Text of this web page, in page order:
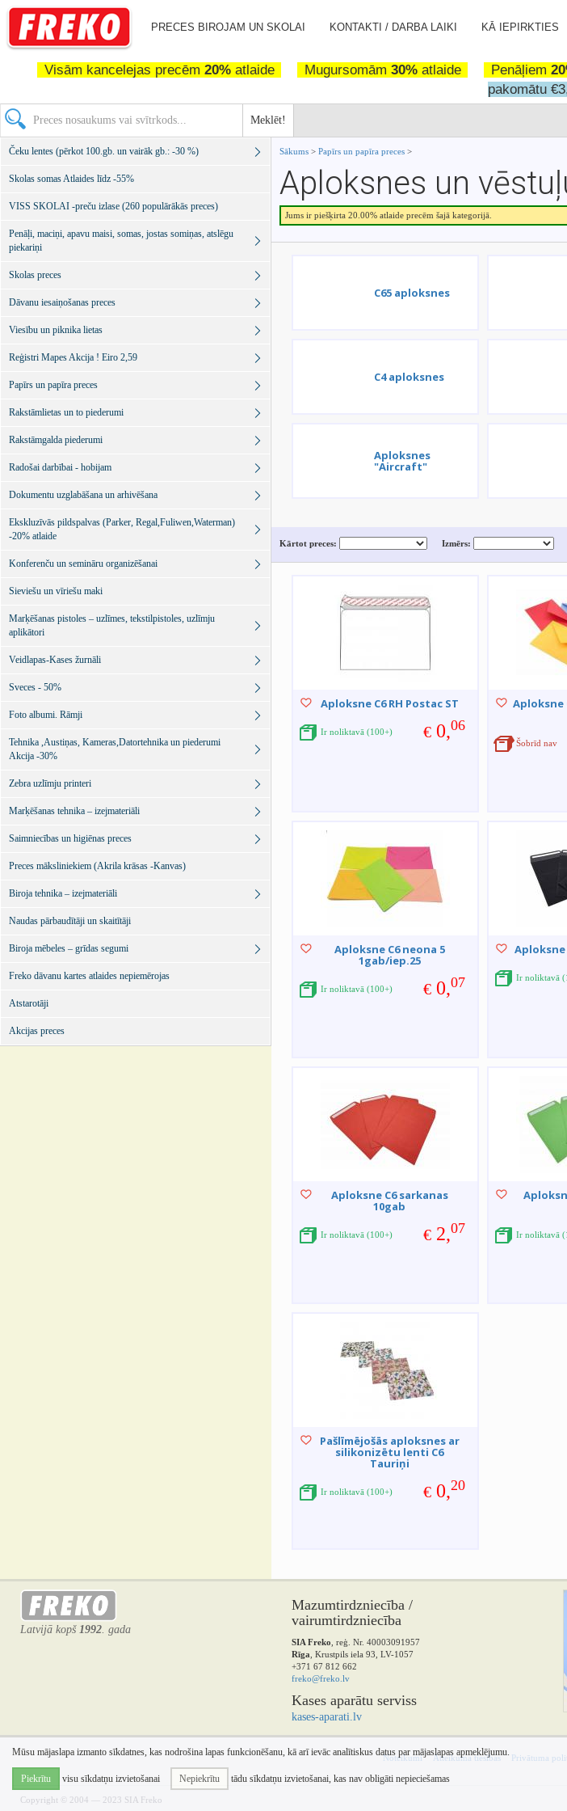
Mūsu mājaslapa izmanto sīkdatnes, kas nodrošina lapas funkcionēšanu, kā arī ievāc analītiskus datus par mājaslapas apmeklējumu.
Piekrītu visu sīkdatņu izvietošanai Nepiekrītu tādu sīkdatņu izvietošanai, kas nav obligāti nepieciešamas
PRECES BIROJAM UN SKOLAI KONTAKTI / DARBA LAIKI KĀ IEPIRKTIES
Visām kancelejas precēm 20%atlaide Mugursomām 30%atlaide Penāļiem
pakomātu
Meklēt!
Sākums > Papīrs un papīra preces >
Aploksnes un
Jums ir piešķirta 20.00% atlaide precēm šajā kategorijā.
C65 aploksnes
C4 aploksnes
Aploksnes
"Aircraft"
Kārtot preces: Izmērs:
Aploksne C6 RH Postac ST
€ 0,06
Ir noliktavā (100+)
Aploksne
Šobrīd nav
Aploksne C6 neona 5
1gab/iep.25
€ 0,07
Ir noliktavā (100+)
Aploksne
Ir noliktavā
Aploksne C6 sarkanas
10gab
€ 2,07
Ir noliktavā (100+) Ir noliktavā
Pašlīmējošās aploksnes ar
silikonizētu lenti C6
Tauriņi
€ 0,20
Ir noliktavā (100+)
Čeku lentes (pērkot 100.gb. un vairāk gb.: -30 %)
Skolas somas Atlaides līdz -55%
VISS SKOLAI -preču izlase (260 populārākās preces)
Penāļi, maciņi, apavu maisi, somas, jostas somiņas, atslēgu
piekariņi
Skolas preces
Dāvanu iesaiņošanas preces
Viesību un piknika lietas
Reģistri Mapes Akcija ! Eiro 2,59
Papīrs un papīra preces
Rakstāmlietas un to piederumi
Rakstāmgalda piederumi
Radošai darbībai - hobijam
Dokumentu uzglabāšana un arhivēšana
Ekskluzīvās pildspalvas (Parker, Regal,Fuliwen,Waterman)
-20% atlaide
Konferenču un semināru organizēšanai
Sieviešu un vīriešu maki
Marķēšanas pistoles – uzlīmes, tekstilpistoles, uzlīmju
aplikātori
Veidlapas-Kases žurnāli
Sveces - 50%
Foto albumi. Rāmji
Tehnika ,Austiņas, Kameras,Datortehnika un piederumi
Akcija -30%
Zebra uzlīmju printeri
Marķēšanas tehnika – izejmateriāli
Saimniecības un higiēnas preces
Preces māksliniekiem (Akrila krāsas -Kanvas)
Biroja tehnika – izejmateriāli
Naudas pārbaudītāji un skaitītāji
Biroja mēbeles – grīdas segumi
Freko dāvanu kartes atlaides nepiemērojas
Atstarotāji
Akcijas preces
Latvijā kopš 1992. gada
Mazumtirdzniecība /
vairumtirdzniecība
SIA Freko , reģ. Nr. 40003091957
Rīga , Krustpils iela 93, LV-1057
+371 67 812 662
freko@freko.lv
Kases aparātu serviss
kases-aparati.lv
Noteikumi Atteikuma tiesības Privātuma
Copyright © 2004 — 2023 SIA Freko